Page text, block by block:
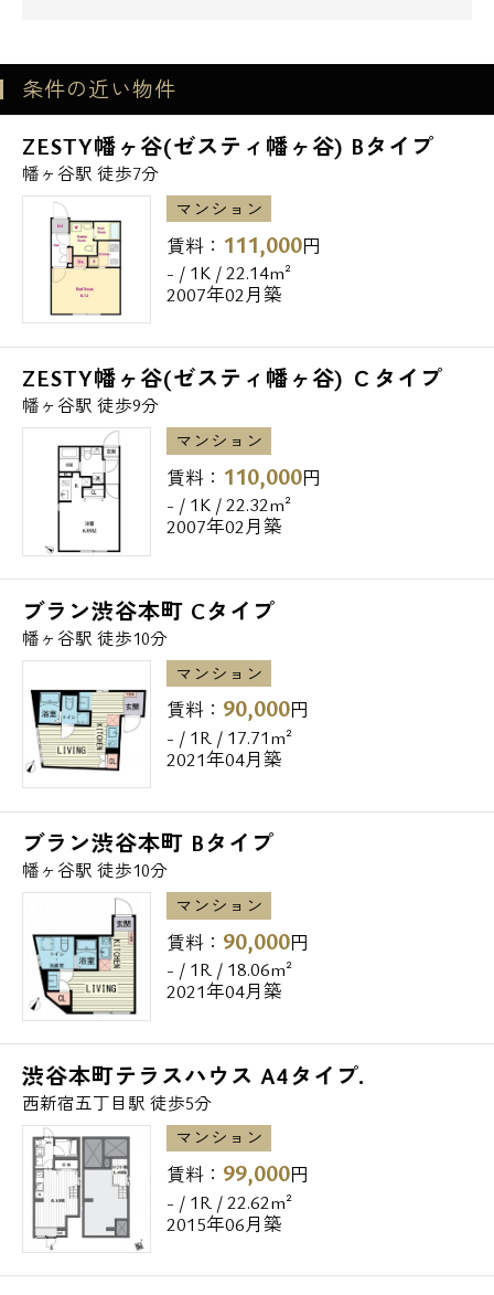
条件の近い物件
ZESTY幡ヶ谷(ゼスティ幡ヶ谷) Bタイプ
幡ヶ谷駅 徒歩7分
マンション
賃料： 111,000円
- / 1K / 22.14m²
2007年02月築
ZESTY幡ヶ谷(ゼスティ幡ヶ谷) Ｃタイプ
幡ヶ谷駅 徒歩9分
マンション
賃料： 110,000円
- / 1K / 22.32m²
2007年02月築
ブラン渋谷本町 Cタイプ
幡ヶ谷駅 徒歩10分
マンション
賃料： 90,000円
- / 1R / 17.71m²
2021年04月築
ブラン渋谷本町 Bタイプ
幡ヶ谷駅 徒歩10分
マンション
賃料： 90,000円
- / 1R / 18.06m²
2021年04月築
渋谷本町テラスハウス A4タイプ.
西新宿五丁目駅 徒歩5分
マンション
賃料： 99,000円
- / 1R / 22.62m²
2015年06月築